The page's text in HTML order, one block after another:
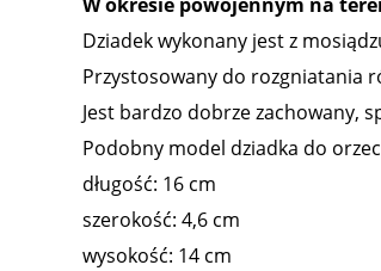
Dziadek wykonany jest z
Przystosowany do rozgniatania
Jest bardzo dobrze zachowany,
Podobny model dziadka do
długość: 16 cm
szerokość: 4,6 cm
wysokość: 14 cm